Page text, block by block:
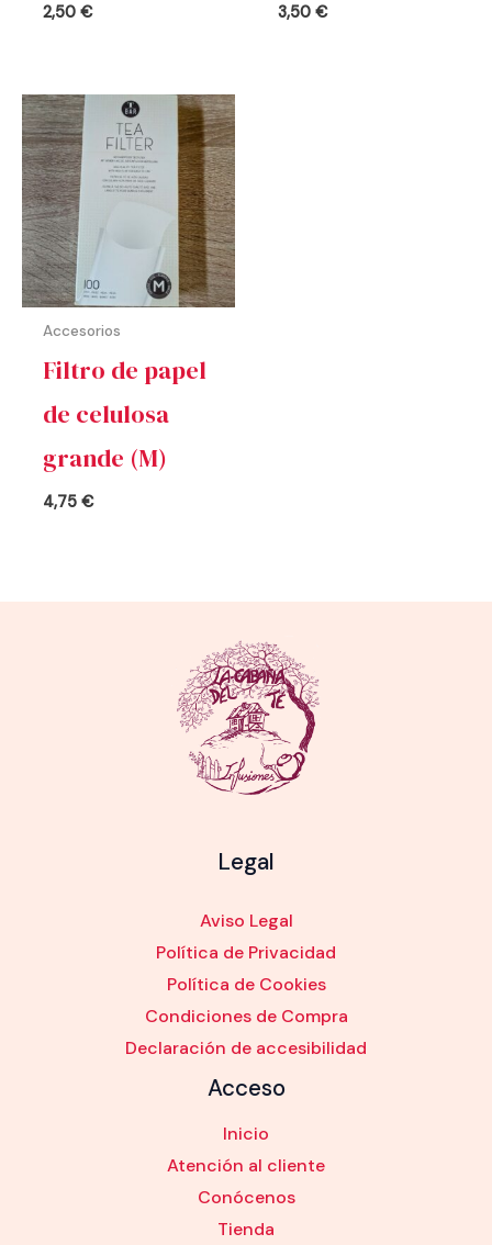
2,50€ 3,50€
Accesorios
Filtro de papel
de celulosa
grande (M)
4,75€
Legal
Aviso Legal
Política de Privacidad
Política de Cookies
Condiciones de Compra
Declaración de accesibilidad
Acceso
Inicio
Atención al cliente
Conócenos
Tienda